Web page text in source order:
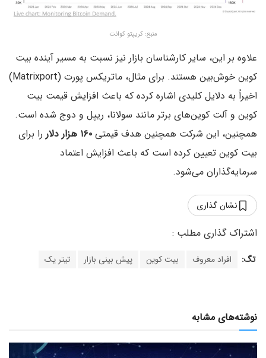
منبع: کریپتو کوانت
علاوه بر این، سایر کارشناسان بازار نیز نسبت به مسیر آینده بیت
کوین خوش‌بین هستند. برای مثال، ماتریکس پورت (Matrixport)
اخیراً به دلایل کلیدی اشاره کرده که باعث افزایش قیمت بیت
کوین و آلت کوین‌های برتر مانند سولانا، ریپل و دوج شده است.
همچنین، این شرکت همچنین هدف قیمتی ۱۶۰ هزار دلار
را برای
بیت کوین تعیین کرده است که باعث افزایش اعتماد
سرمایه‌گذاران می‌شود.
نشان گذاری
تگ: افراد معروف بیت کوین پیش بینی بازار تیتر یک
نوشته‌های مشابه